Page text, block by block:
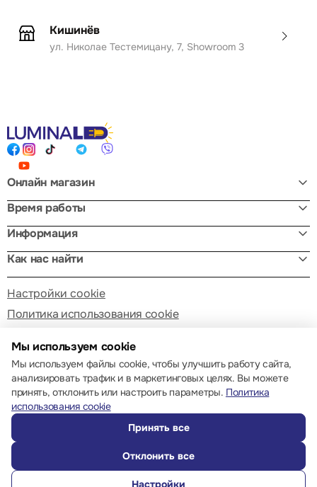
Кишинёв
ул. Николае Тестемицану, 7, Showroom 3
Онлайн магазин
Время работы
Информация
Как нас найти
Настройки cookie
Политика использования cookie
© 2013 – 2026 ECOM
Мы используем cookie
Мы используем файлы cookie, чтобы улучшить работу сайта,
анализировать трафик и в маркетинговых целях. Вы можете
принять, отклонить или настроить параметры. Политика
использования cookie
Принять все
Отклонить все
Настройки